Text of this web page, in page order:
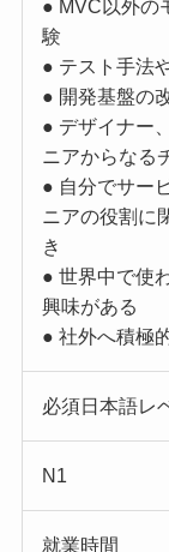
● MVC以外の
験
● テスト手法
● 開発基盤の
● デザイナー
ニアからなる
● 自分でサー
ニアの役割に
き
● 世界中で使
興味がある
● 社外へ積極
必須日本語レ
N1
就業時間